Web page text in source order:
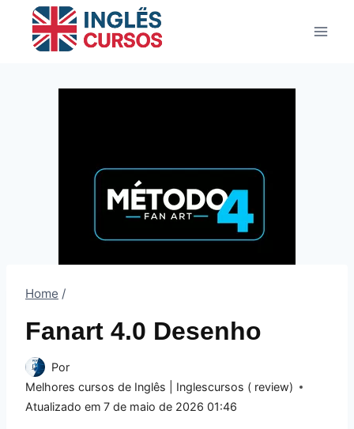
Conteúdo
Home /
Fanart 4.0 Desenho
Por
Melhores cursos de Inglês | Inglescursos ( review)
Atualizado em 7 de maio de 2026 01:46